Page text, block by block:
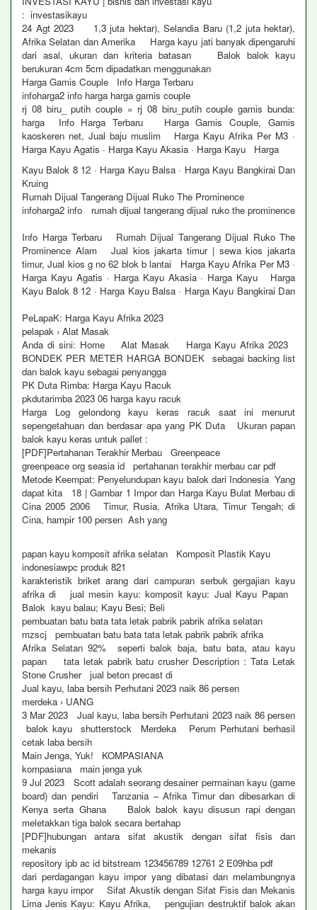
: investasikayu
24 Agt 2023 1,3 juta hektar), Selandia Baru (1,2 juta hektar),
Afrika Selatan dan Amerika Harga kayu jati banyak dipengaruhi
dari asal, ukuran dan kriteria batasan Balok balok kayu
berukuran 4cm 5cm dipadatkan menggunakan
Harga Gamis Couple Info Harga Terbaru
infoharga2 info harga harga gamis couple
rj 08 biru_ putih couple » rj 08 biru_putih couple gamis bunda:
harga Info Harga Terbaru Harga Gamis Couple, Gamis
kaoskeren net, Jual baju muslim Harga Kayu Afrika Per M3 ·
Harga Kayu Agatis · Harga Kayu Akasia · Harga Kayu Harga
Kayu Balok 8 12 · Harga Kayu Balsa · Harga Kayu Bangkirai Dan
Kruing
Rumah Dijual Tangerang Dijual Ruko The Prominence
infoharga2 info rumah dijual tangerang dijual ruko the prominence
Info Harga Terbaru Rumah Dijual Tangerang Dijual Ruko The
Prominence Alam Jual kios jakarta timur | sewa kios jakarta
timur, Jual kios g no 62 blok b lantai Harga Kayu Afrika Per M3 ·
Harga Kayu Agatis · Harga Kayu Akasia · Harga Kayu Harga
Kayu Balok 8 12 · Harga Kayu Balsa · Harga Kayu Bangkirai Dan
PeLapaK: Harga Kayu Afrika 2023
pelapak › Alat Masak
Anda di sini: Home Alat Masak Harga Kayu Afrika 2023
BONDEK PER METER HARGA BONDEK sebagai backing list
dan balok kayu sebagai penyangga
PK Duta Rimba: Harga Kayu Racuk
pkdutarimba 2023 06 harga kayu racuk
Harga Log gelondong kayu keras racuk saat ini menurut
sepengetahuan dan berdasar apa yang PK Duta Ukuran papan
balok kayu keras untuk pallet :
[PDF]Pertahanan Terakhir Merbau Greenpeace
greenpeace org seasia id pertahanan terakhir merbau car pdf
Metode Keempat: Penyelundupan kayu balok dari Indonesia Yang
dapat kita 18 | Gambar 1 Impor dan Harga Kayu Bulat Merbau di
Cina 2005 2006 Timur, Rusia, Afrika Utara, Timur Tengah; di
Cina, hampir 100 persen Ash yang
papan kayu komposit afrika selatan Komposit Plastik Kayu
indonesiawpc produk 821
karakteristik briket arang dari campuran serbuk gergajian kayu
afrika di jual mesin kayu: komposit kayu: Jual Kayu Papan
Balok kayu balau; Kayu Besi; Beli
pembuatan batu bata tata letak pabrik pabrik afrika selatan
mzscj pembuatan batu bata tata letak pabrik pabrik afrika
Afrika Selatan 92% seperti balok baja, batu bata, atau kayu
papan tata letak pabrik batu crusher Description : Tata Letak
Stone Crusher jual beton precast di
Jual kayu, laba bersih Perhutani 2023 naik 86 persen
merdeka › UANG
3 Mar 2023 Jual kayu, laba bersih Perhutani 2023 naik 86 persen
balok kayu shutterstock Merdeka Perum Perhutani berhasil
cetak laba bersih
Main Jenga, Yuk! KOMPASIANA
kompasiana main jenga yuk
9 Jul 2023 Scott adalah seorang desainer permainan kayu (game
board) dan pendiri Tanzania – Afrika Timur dan dibesarkan di
Kenya serta Ghana Balok balok kayu disusun rapi dengan
meletakkan tiga balok secara bertahap
[PDF]hubungan antara sifat akustik dengan sifat fisis dan
mekanis
repository ipb ac id bitstream 123456789 12761 2 E09hba pdf
dari perdagangan kayu impor yang dibatasi dan melambungnya
harga kayu impor Sifat Akustik dengan Sifat Fisis dan Mekanis
Lima Jenis Kayu: Kayu Afrika, pengujian destruktif balok akan